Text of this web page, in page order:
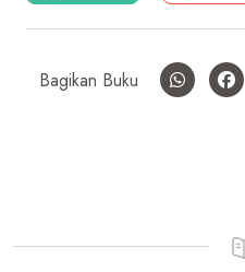
Bagikan Buku